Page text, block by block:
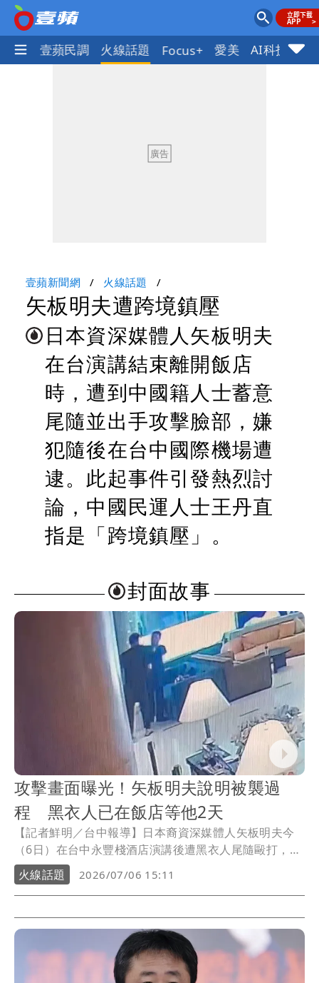
體育 壹蘋民調 火線話題 Focus+ 愛美 AI科技 地
壹蘋新聞網 火線話題
矢板明夫遭跨境鎮壓
日本資深媒體人矢板明夫
在台演講結束離開飯店
時，遭到中國籍人士蓄意
尾隨並出手攻擊臉部，嫌
犯隨後在台中國際機場遭
逮。此起事件引發熱烈討
論，中國民運人士王丹直
指是「跨境鎮壓」。
封面故事
攻擊畫面曝光！矢板明夫說明被襲過
程 黑衣人已在飯店等他2天
【記者鮮明／台中報導】日本裔資深媒體人矢板明夫今
（6日）在台中永豐棧酒店演講後遭黑衣人尾隨毆打，嫌
犯行凶畫面稍早曝光。矢板明夫受訪表示，根據飯店人
員的說法，這名黑衣人昨天一整天及今天上午都在飯
店，「應該就是在等我」，這起事件應該要徹查，如果
只認定是一次襲擊而有「斷點」，就算查到嫌犯也會不
了了之，這樣將會對台灣社會帶來巨大的恐懼。
火線話題 2026/07/06 15:11